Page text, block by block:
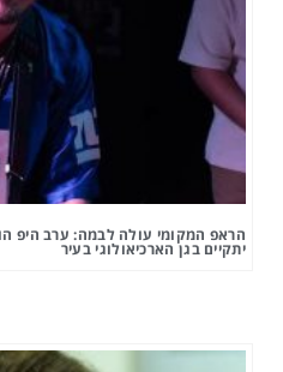
הראפ המקומי עולה לבמה: ערב היפ
יתקיים בגן הארכיאולוגי בעיר